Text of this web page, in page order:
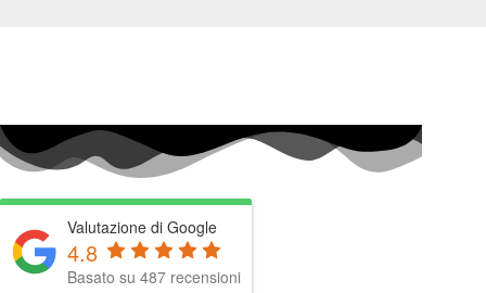
Valutazione di Google
4.8
Basato su 487 recensioni